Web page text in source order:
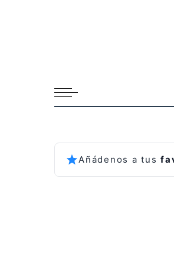
Añádenos a tus